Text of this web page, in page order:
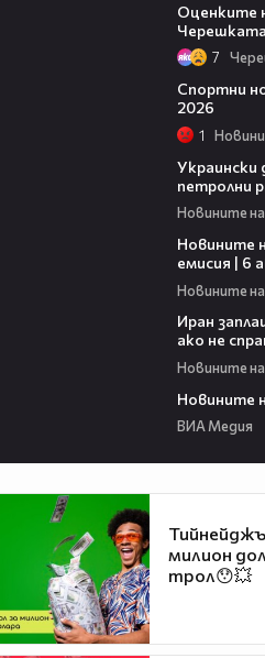
Оценките
7
Спортни
2026
1
Украински
петролни
Новините
Новините
емисия | 6
Новините
Иран
ако не
Новините
Новините
ВИА Медия
милион
трол😯💥